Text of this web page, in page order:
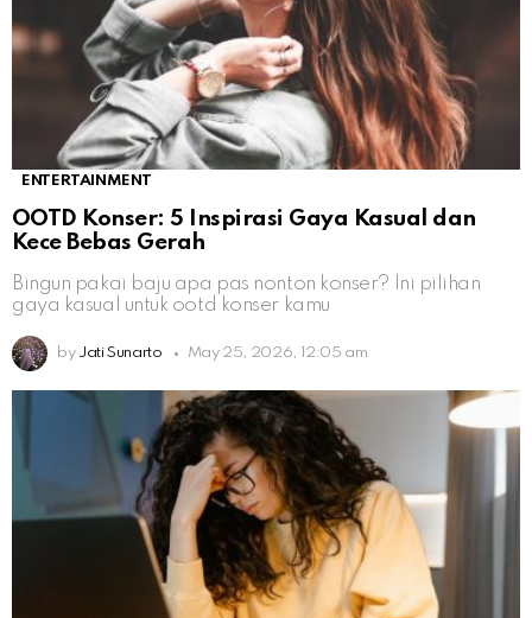
ENTERTAINMENT
OOTD Konser: 5 Inspirasi Gaya Kasual dan
Kece Bebas Gerah
Bingun pakai baju apa pas nonton konser? Ini pilihan
gaya kasual untuk ootd konser kamu
by Jati Sunarto May 25, 2026, 12:05 am